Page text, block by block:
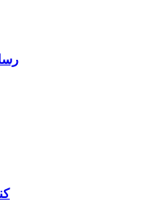
"رسالة بطرس